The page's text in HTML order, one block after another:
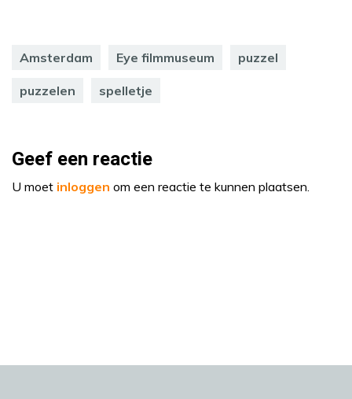
Amsterdam Eye filmmuseum puzzel
puzzelen spelletje
Geef een reactie
U moet inloggen om een reactie te kunnen plaatsen.